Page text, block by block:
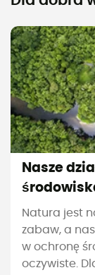
Nasze
Natura jest
zabaw, a
w ochronę
oczywiste.